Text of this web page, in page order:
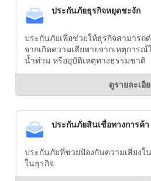
ประกันภัยธุรกิจหยุดชะงัก
ประกันภัยเพื่อช่วยให้ธุรกิจสามารถ
จากเกิดความเสียหายจากเหตุการ
น้ำท่วม หรืออุบัติเหตุทางธรรมชาติ
ดูรายละเอี
ประกันภัยสินเชื่อทางการค้า
ประกันภัยที่ช่วยป้องกันความเสี่ยงใ
ในธุรกิจ